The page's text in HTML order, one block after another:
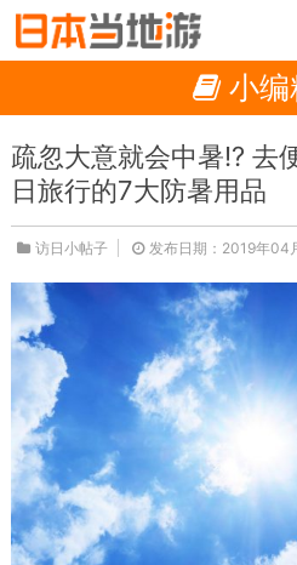
小
疏忽大意就会中暑!? 去
日旅行的7大防暑用品
访日小帖子 发布日期：2019年04